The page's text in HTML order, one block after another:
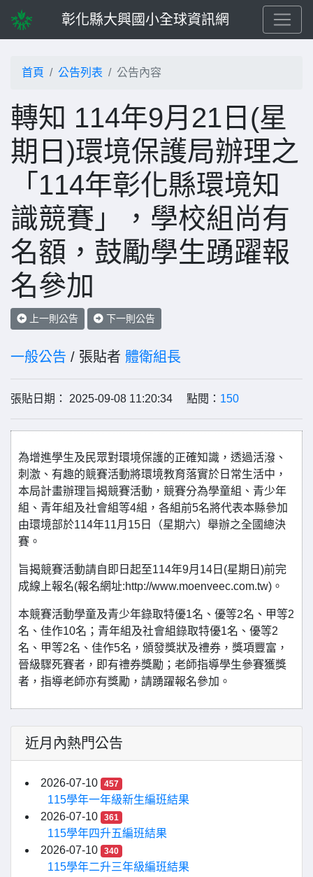
彰化縣大興國小全球資訊網
首頁 公告列表 公告內容
轉知 114年9月21日(星
期日)環境保護局辦理之
「114年彰化縣環境知
識競賽」，學校組尚有
名額，鼓勵學生踴躍報
名參加
上一則公告 下一則公告
一般公告 / 張貼者 體衛組長
張貼日期： 2025-09-08 11:20:34 點閱： 150
為增進學生及民眾對環境保護的正確知識，透過活潑、
刺激、有趣的競賽活動將環境教育落實於日常生活中，
本局計畫辦理旨揭競賽活動，競賽分為學童組、青少年
組、青年組及社會組等4組，各組前5名將代表本縣參加
由環境部於114年11月15日（星期六）舉辦之全國總決
賽。
旨揭競賽活動請自即日起至114年9月14日(星期日)前完
成線上報名(報名網址:http://www.moenveec.com.tw)。
本競賽活動學童及青少年錄取特優1名、優等2名、甲等2
名、佳作10名；青年組及社會組錄取特優1名、優等2
名、甲等2名、佳作5名，頒發獎狀及禮券，獎項豐富，
晉級驟死賽者，即有禮券獎勵；老師指導學生參賽獲獎
者，指導老師亦有獎勵，請踴躍報名參加。
近月內熱門公告
2026-07-10 457
115學年一年級新生編班結果
2026-07-10
361
115學年四升五編班結果
2026-07-10
340
115學年二升三年級編班結果